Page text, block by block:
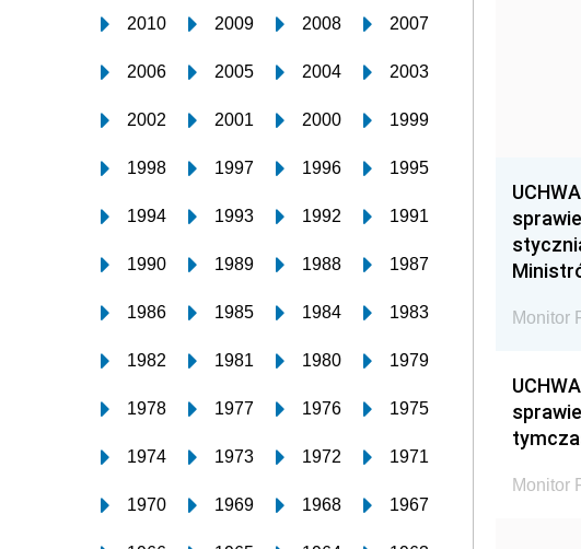
2010 2009 2008 2007
2006 2005 2004 2003
2002 2001 2000 1999
1998 1997 1996 1995
1994 1993 1992 1991
1990 1989 1988 1987
1986 1985 1984 1983
1982 1981 1980 1979
1978 1977 1976 1975
1974 1973 1972 1971
1970 1969 1968 1967
Monitor
Monitor